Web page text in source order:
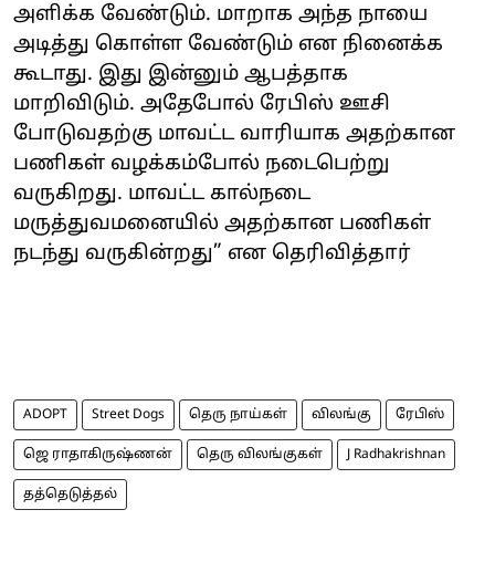
அளிக்க வேண்டும். மாறாக அந்த நாயை
அடித்து கொள்ள வேண்டும் என நினைக்க
கூடாது. இது இன்னும் ஆபத்தாக
மாறிவிடும். அதேபோல் ரேபிஸ் ஊசி
போடுவதற்கு மாவட்ட வாரியாக அதற்கான
பணிகள் வழக்கம்போல் நடைபெற்று
வருகிறது. மாவட்ட கால்நடை
மருத்துவமனையில் அதற்கான பணிகள்
நடந்து வருகின்றது” என தெரிவித்தார்
ADOPT Street Dogs தெரு நாய்கள் விலங்கு ரேபிஸ்
ஜெ ராதாகிருஷ்ணன் தெரு விலங்குகள் J Radhakrishnan
தத்தெடுத்தல்